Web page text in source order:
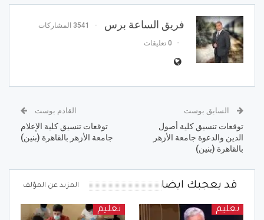
فريق الساعة برس 3541 المشاركات
0 تعليقات
السابق بوست
توقعات تنسيق كلية أصول
الدين والدعوة جامعة الأزهر
بالقاهرة (بنين)
القادم بوست
توقعات تنسيق كلية الإعلام
جامعة الأزهر بالقاهرة (بنين)
قد يعجبك ايضا المزيد عن المؤلف
تعليم تعليم